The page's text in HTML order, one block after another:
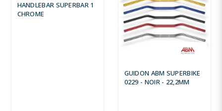
HANDLEBAR SUPERBAR 1
CHROME
GUIDON ABM SUPERBIKE
0229 - NOIR - 22,2MM